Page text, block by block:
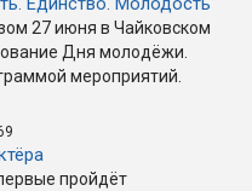
27 июня в Чайковском
Дня молодёжи.
мероприятий.
пройдёт